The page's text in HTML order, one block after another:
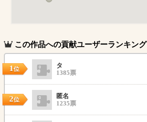
この作品への貢献ユーザーランキング
1位
タ
1385票
2位
匿名
1235票